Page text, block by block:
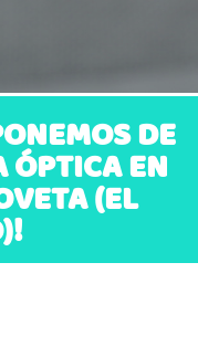
DE
ÓPTICA EN
(EL